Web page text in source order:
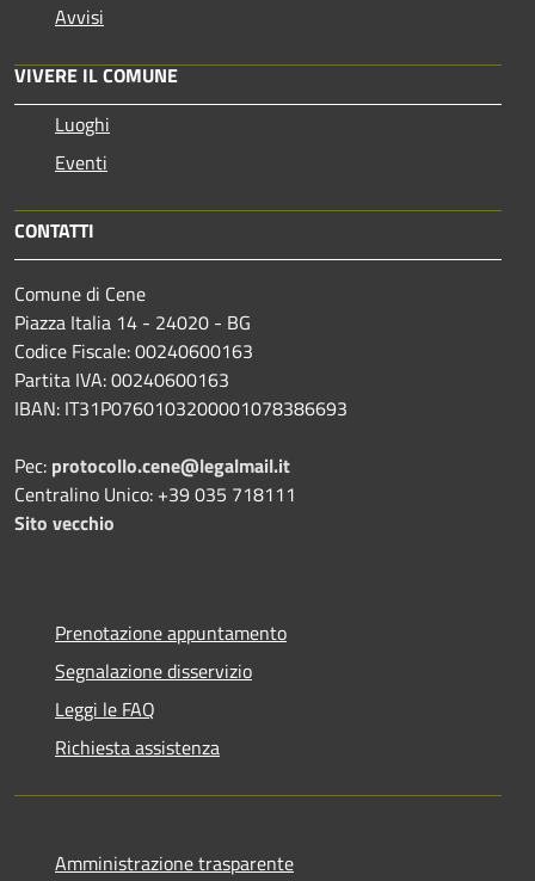
Avvisi
VIVERE IL COMUNE
Luoghi
Eventi
CONTATTI
Comune di Cene
Piazza Italia 14 - 24020 - BG
Codice Fiscale: 00240600163
Partita IVA: 00240600163
IBAN: IT31P0760103200001078386693
Pec: protocollo.cene@legalmail.it
Centralino Unico: +39 035 718111
Sito vecchio
Prenotazione appuntamento
Segnalazione disservizio
Leggi le FAQ
Richiesta assistenza
Amministrazione trasparente